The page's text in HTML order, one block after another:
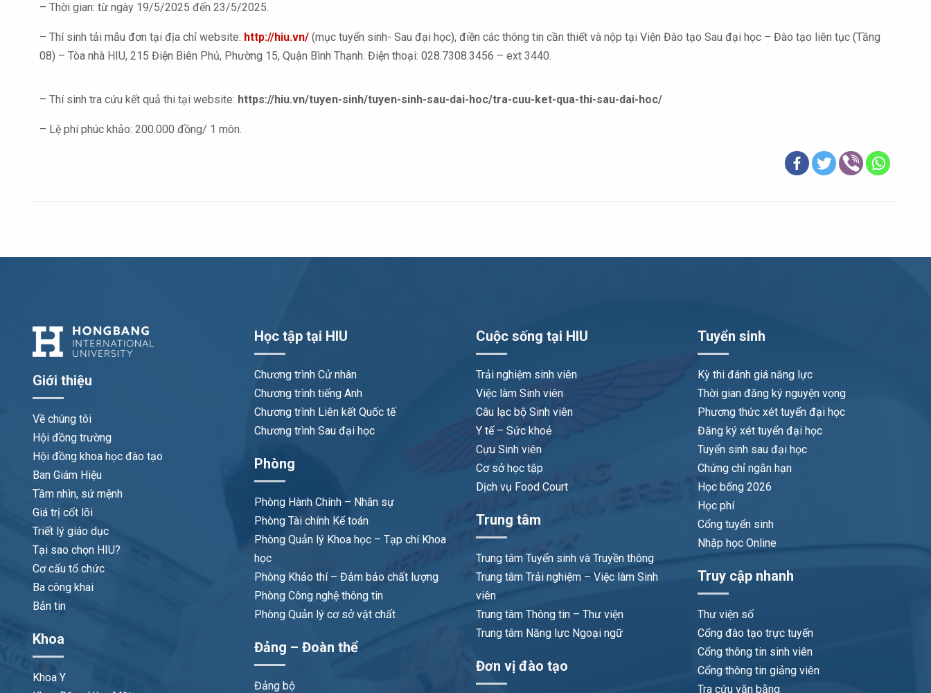
– Thời gian: từ ngày 19/5/2025 đến 23/5/2025.
– Thí sinh tải mẫu đơn tại địa chỉ website: http://hiu.vn/ (mục tuyển sinh- Sau đại học), điền các thông tin cần thiết và nộp tại Viện Đào tạo Sau đại học – Đào tạo liên tục (Tầng
08) – Tòa nhà HIU, 215 Điện Biên Phủ, Phường 15, Quận Bình Thạnh. Điện thoại: 028.7308.3456 – ext 3440.
– Thí sinh tra cứu kết quả thi tại website: https://hiu.vn/tuyen-sinh/tuyen-sinh-sau-dai-hoc/tra-cuu-ket-qua-thi-sau-dai-hoc/
– Lệ phí phúc khảo: 200.000 đồng/ 1 môn.
Giới thiệu
Về chúng tôi
Hội đồng trường
Hội đồng khoa học đào tạo
Ban Giám Hiệu
Tầm nhìn, sứ mệnh
Giá trị cốt lõi
Triết lý giáo dục
Tại sao chọn HIU?
Cơ cấu tổ chức
Ba công khai
Bản tin
Khoa
Khoa Y
Học tập tại HIU
Chương trình Cử nhân
Chương trình tiếng Anh
Chương trình Liên kết Quốc tế
Chương trình Sau đại học
Phòng
Phòng Hành Chính – Nhân sự
Phòng Tài chính Kế toán
Phòng Quản lý Khoa học – Tạp chí Khoa
học
Phòng Khảo thí – Đảm bảo chất lượng
Phòng Công nghệ thông tin
Phòng Quản lý cơ sở vật chất
Đảng – Đoàn thể
Đảng bộ
Cuộc sống tại HIU
Trải nghiệm sinh viên
Việc làm Sinh viên
Câu lạc bộ Sinh viên
Y tế – Sức khoẻ
Cựu Sinh viên
Cơ sở học tập
Dịch vụ Food Court
Trung tâm
Trung tâm Tuyển sinh và Truyền thông
Trung tâm Trải nghiệm – Việc làm Sinh
viên
Trung tâm Thông tin – Thư viện
Trung tâm Năng lực Ngoại ngữ
Đơn vị đào tạo
Tuyển sinh
Kỳ thi đánh giá năng lực
Thời gian đăng ký nguyện vọng
Phương thức xét tuyển đại học
Đăng ký xét tuyển đại học
Tuyển sinh sau đại học
Chứng chỉ ngắn hạn
Học bổng 2026
Học phí
Cổng tuyển sinh
Nhập học Online
Truy cập nhanh
Thư viện số
Cổng đào tạo trực tuyến
Cổng thông tin sinh viên
Cổng thông tin giảng viên
Tra cứu văn bằng